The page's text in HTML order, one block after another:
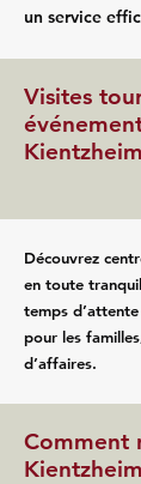
un service
Visites
Kientzheim
Découvrez
en toute
temps
pour les
d’affaires.
Comment